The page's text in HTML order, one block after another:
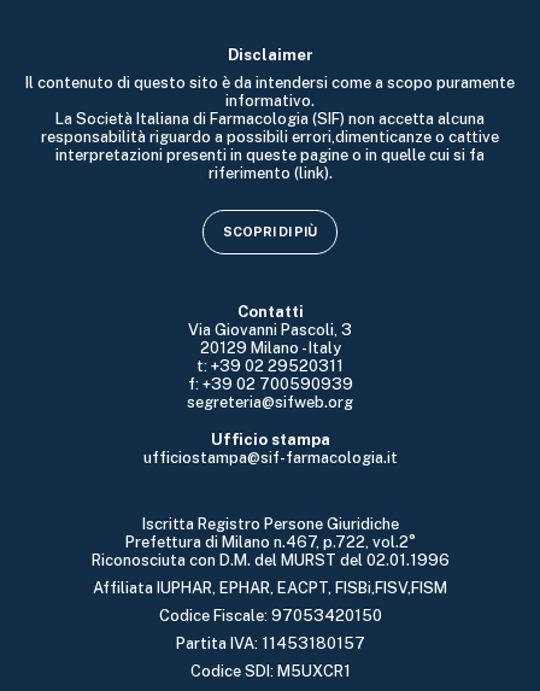
Contatti
Via Giovanni Pascoli, 3
20129 Milano - Italy
t: +39 02 29520311
f: +39 02 700590939
segreteria@sifweb.org
Ufficio stampa
ufficiostampa@sif-farmacologia.it
Iscritta Registro Persone Giuridiche
Prefettura di Milano n.467, p.722, vol.2°
Riconosciuta con D.M. del MURST del 02.01.1996
Affiliata IUPHAR, EPHAR, EACPT, FISBi,FISV,FISM
Codice Fiscale: 97053420150
Partita IVA: 11453180157
Codice SDI: M5UXCR1
Disclaimer
Il contenuto di questo sito è da intendersi come a scopo puramente
informativo.
La Società Italiana di Farmacologia (SIF) non accetta alcuna
responsabilità riguardo a possibili errori,dimenticanze o cattive
interpretazioni presenti in queste pagine o in quelle cui si fa
riferimento (link).
SCOPRI DI PIÙ